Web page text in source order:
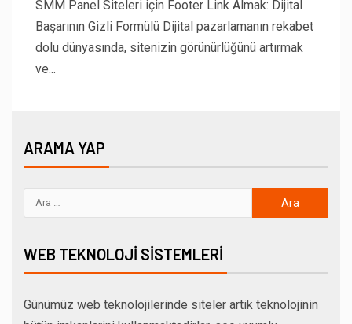
SMM Panel Siteleri için Footer Link Almak: Dijital
Başarının Gizli Formülü Dijital pazarlamanın rekabet
dolu dünyasında, sitenizin görünürlüğünü artırmak
ve...
ARAMA YAP
WEB TEKNOLOJI SISTEMLERI
Günümüz web teknolojilerinde siteler artik teknolojinin